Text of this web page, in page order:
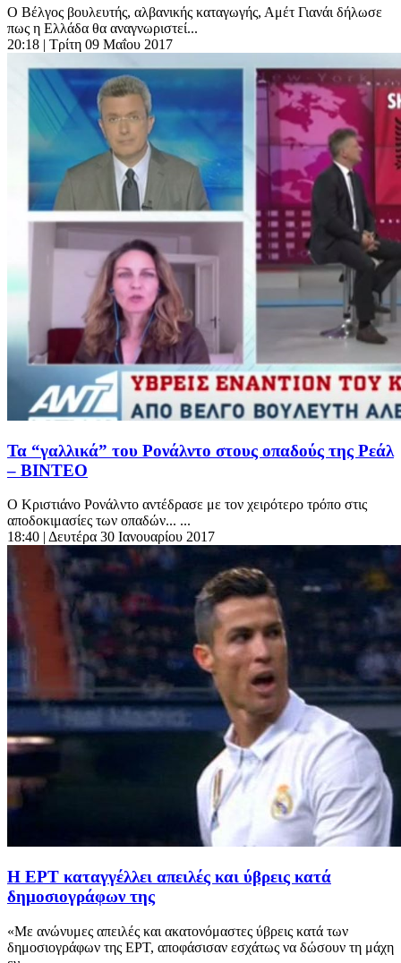
Ο Βέλγος βουλευτής, αλβανικής καταγωγής, Αμέτ Γιανάι δήλωσε
πως η Ελλάδα θα αναγνωριστεί...
20:18 | Τρίτη 09 Μαΐου 2017
Τα “γαλλικά” του Ρονάλντο στους οπαδούς της Ρεάλ
– ΒΙΝΤΕΟ
Ο Κριστιάνο Ρονάλντο αντέδρασε με τον χειρότερο τρόπο στις
αποδοκιμασίες των οπαδών... ...
18:40 | Δευτέρα 30 Ιανουαρίου 2017
Η ΕΡΤ καταγγέλλει απειλές και ύβρεις κατά
δημοσιογράφων της
«Με ανώνυμες απειλές και ακατονόμαστες ύβρεις κατά των
δημοσιογράφων της ΕΡΤ, αποφάσισαν εσχάτως να δώσουν τη μάχη